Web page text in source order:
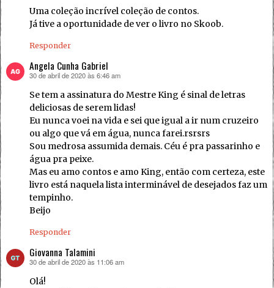
Uma coleção incrível coleção de contos.
Já tive a oportunidade de ver o livro no Skoob.
Responder
Angela Cunha Gabriel
disse:
30 de abril de 2020 às 6:46 am
Se tem a assinatura do Mestre King é sinal de letras
deliciosas de serem lidas!
Eu nunca voei na vida e sei que igual a ir num cruzeiro
ou algo que vá em água, nunca farei.rsrsrs
Sou medrosa assumida demais. Céu é pra passarinho e
água pra peixe.
Mas eu amo contos e amo King, então com certeza, este
livro está naquela lista interminável de desejados faz um
tempinho.
Beijo
Responder
Giovanna Talamini
disse:
30 de abril de 2020 às 11:06 am
Olá!